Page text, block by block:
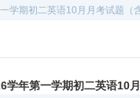
学期初二英语10月月考试题（含
年第一学期初二英语10月